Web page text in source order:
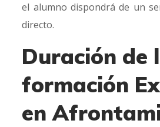
el alumno dispondrá de un
directo.
Duración de
formación
en